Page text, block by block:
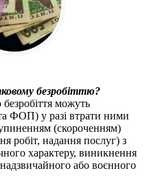
безробіттю?
можуть
ФОП) у разі втрати ними
(скороченням)
робіт, надання послуг) з
характеру, виникнення
або воєнного